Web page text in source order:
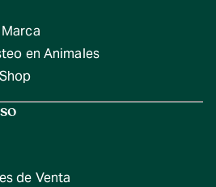
en Animales
de Venta